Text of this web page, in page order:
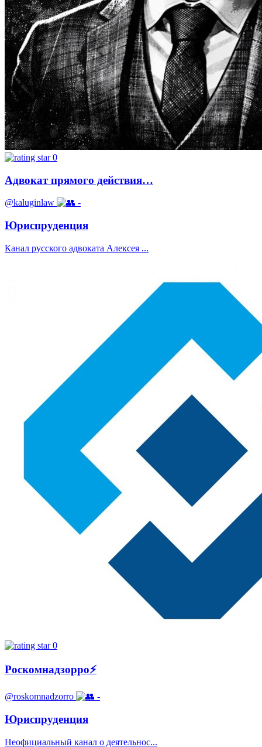
0
Адвокат прямого действия…
@kaluginlaw -
Юриспруденция
Канал русского адвоката Алексея ...
0
Роскомнадзорро⚡️
@roskomnadzorro -
Юриспруденция
Неофициальный канал о деятельнос...